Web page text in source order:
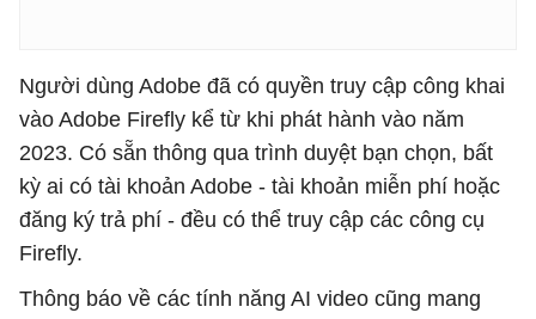
Người dùng Adobe đã có quyền truy cập công khai
vào Adobe Firefly kể từ khi phát hành vào năm
2023. Có sẵn thông qua trình duyệt bạn chọn, bất
kỳ ai có tài khoản Adobe - tài khoản miễn phí hoặc
đăng ký trả phí - đều có thể truy cập các công cụ
Firefly.
Thông báo về các tính năng AI video cũng mang